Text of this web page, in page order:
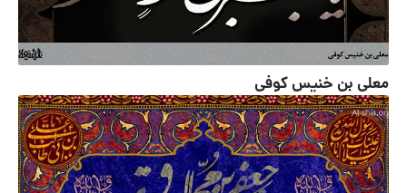
معلی بن خنیس کوفی